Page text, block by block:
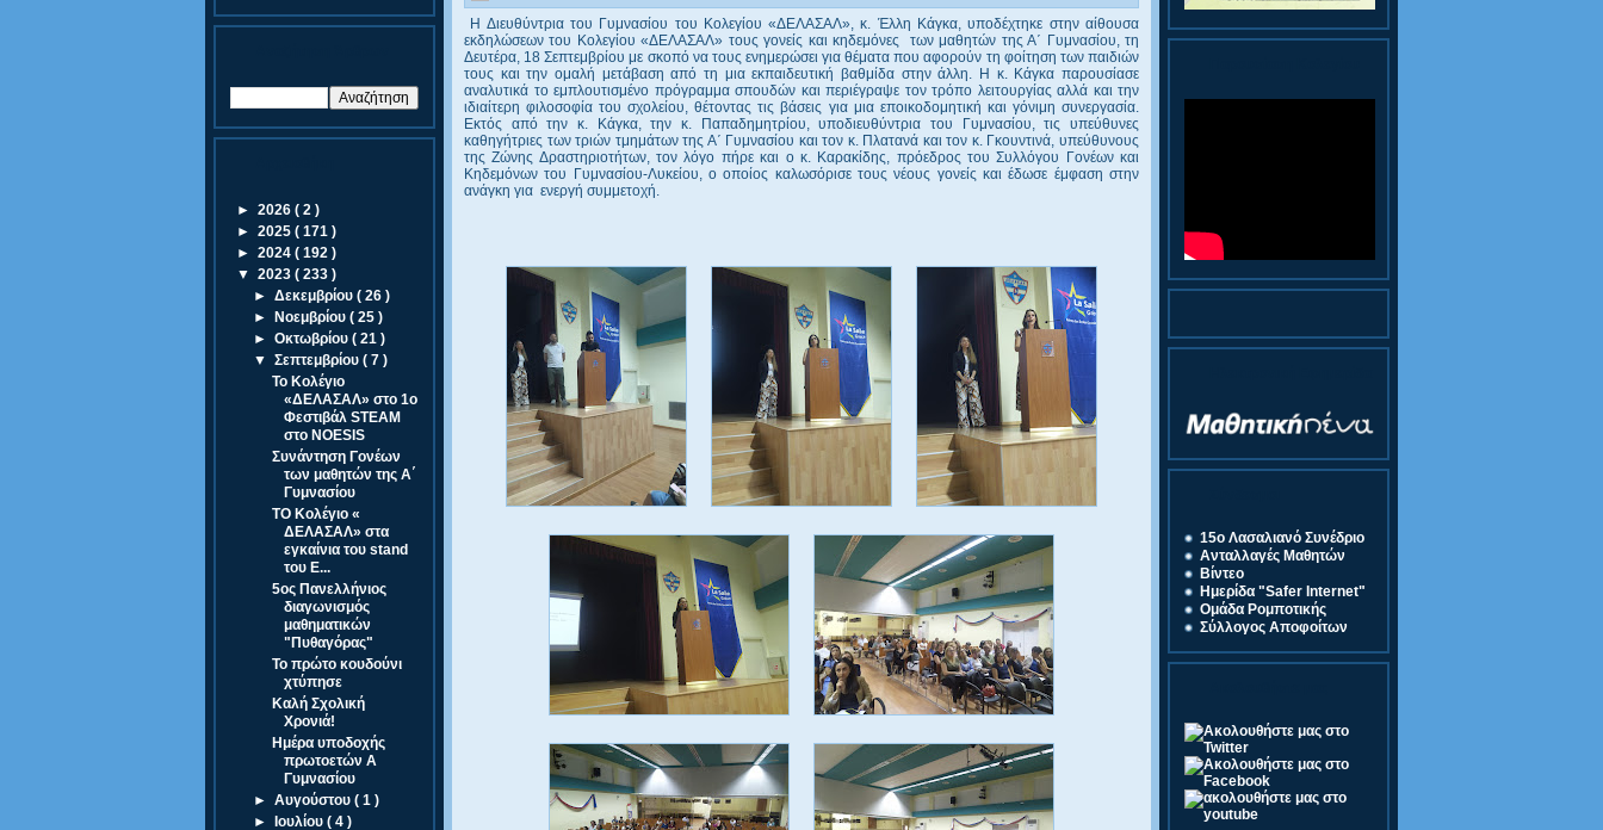
► 2026 ( 2 )
► 2025 ( 171 )
► 2024 ( 192 )
▼ 2023 ( 233 )
►Δεκεμβρίου( 26 )
►
Νοεμβρίου( 25 )
►Οκτωβρίου( 21 )
▼Σεπτεμβρίου( 7 )
Το Κολέγιο
«ΔΕΛΑΣΑΛ» στο 1ο
Φεστιβάλ STEAM
στο NOESIS
Συνάντηση Γονέων
των μαθητών της Α΄
Γυμνασίου
ΤΟ Κολέγιο «
ΔΕΛΑΣΑΛ» στα
εγκαίνια του stand
του Ε...
5ος Πανελλήνιος
διαγωνισμός
μαθηματικών
"Πυθαγόρας"
Το πρώτο κουδούνι
χτύπησε
Καλή Σχολική
Χρονιά!
Ημέρα υποδοχής
πρωτοετών Α
Γυμνασίου
►Αυγούστου( 1 )
►
Ιουλίου( 4 )
Η Διευθύντρια του Γυμνασίου του Κολεγίου «ΔΕΛΑΣΑΛ», κ. Έλλη Κάγκα, υποδέχτηκε στην αίθουσα
εκδηλώσεων του Κολεγίου «ΔΕΛΑΣΑΛ» τους γονείς και κηδεμόνες των μαθητών της Α΄ Γυμνασίου, τη
Δευτέρα, 18 Σεπτεμβρίου με σκοπό να τους ενημερώσει για θέματα που αφορούν τη φοίτηση των παιδιών
τους και την ομαλή μετάβαση από τη μια εκπαιδευτική βαθμίδα στην άλλη. Η κ. Κάγκα παρουσίασε
αναλυτικά το εμπλουτισμένο πρόγραμμα σπουδών και περιέγραψε τον τρόπο λειτουργίας αλλά και την
ιδιαίτερη φιλοσοφία του σχολείου, θέτοντας τις βάσεις για μια εποικοδομητική και γόνιμη συνεργασία.
Εκτός από την κ. Κάγκα, την κ. Παπαδημητρίου, υποδιευθύντρια του Γυμνασίου, τις υπεύθυνες
καθηγήτριες των τριών τμημάτων της Α΄ Γυμνασίου και τον κ. Πλατανά και τον κ. Γκουντινά, υπεύθυνους
της Ζώνης Δραστηριοτήτων, τον λόγο πήρε και ο κ. Καρακίδης, πρόεδρος του Συλλόγου Γονέων και
Κηδεμόνων του Γυμνασίου-Λυκείου, ο οποίος καλωσόρισε τους νέους γονείς και έδωσε έμφαση στην
ανάγκη για ενεργή συμμετοχή.
15o Λασαλιανό Συνέδριο
Ανταλλαγές Μαθητών
Βίντεο
Ημερίδα "Safer Internet"
Ομάδα Ρομποτικής
Σύλλογος Αποφοίτων